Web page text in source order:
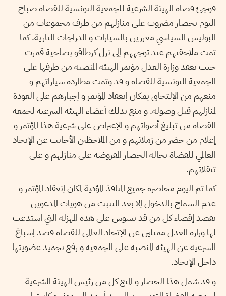
فوجئ قضاة الهيئة الشرعية للجمعية التونسية للقضاة صباح
اليوم بحصار مضروب على منازلهم من طرف مجموعات من
البوليس السياسي معززين بالسيارات و الدراجات النارية. كما
تمت ملاحقتهم عند توجههم إلى نزل كرطاقو بضاحية قمرت
حيث تعقد وزارة العدل مؤتمر الهيئة المنصبة من طرفها على
الجمعية التونسية للقضاة و قد وتمت مطاردة سياراتهم و
منعهم من الإلتحاق بمكان إنعقاد المؤتمر و إجبارهم على العودة
لمنازلهم قبل وصوله. و منع بذلك أعضاء الهيئة الشرعية لجمعة
القضاة من تبليغ أصواتهم و الإعتراض على شرعية هذا المؤتمر و
إعلام من حضر من زملائهم و من الملاحظين الأجانب عن الإتحاد
العالمي للقضاة بحالة الحصار المفروضة على منازلهم و على
تنقلاتهم.
كما تم اليوم محاصرة جميع المنافذ المؤدية لمكان إنعقاد المؤتمر و
عدم السماح بالدخول إلا بعد التثبت من هويات المدعوين
بقصد إقصاء كل من قد يشوش على هذه المهزلة التي استدعت
لها وزارة العدل ممثلين عن الإتحاد العالمي للقضاة قصد إسباغ
الشرعية عن الهيئة المنصبة على الجمعية و رفع تجميد عضويتها
داخل الإتحاد.
و قد شمل هذا الحصار و المنع كل من رئيس الهيئة الشرعية